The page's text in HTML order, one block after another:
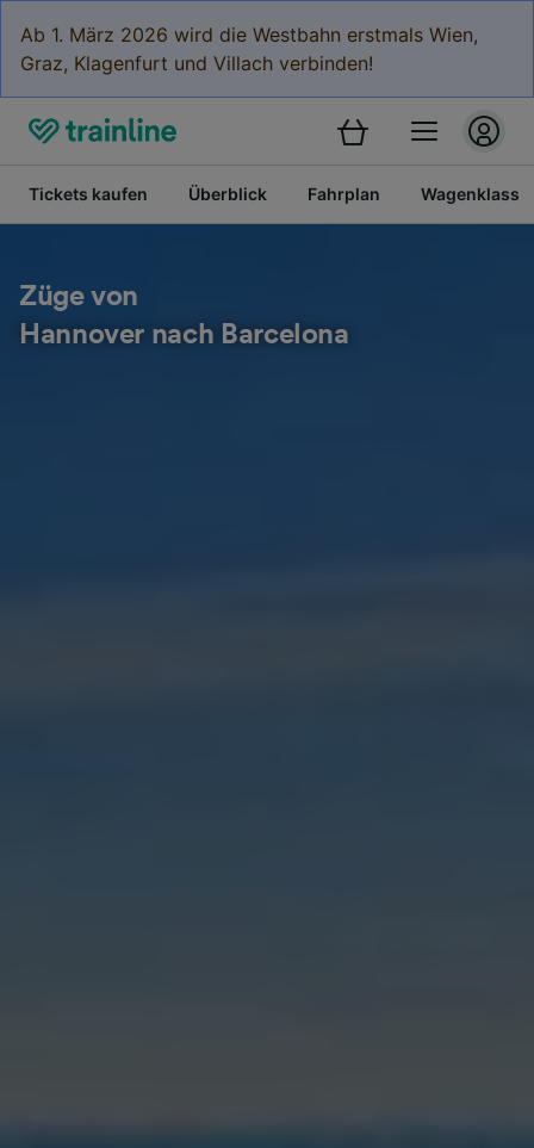
Ab 1. März 2026 wird die Westbahn erstmals Wien,
Graz, Klagenfurt und Villach verbinden!
Tickets kaufen Überblick Fahrplan
Züge von
Hannover nach Barcelona